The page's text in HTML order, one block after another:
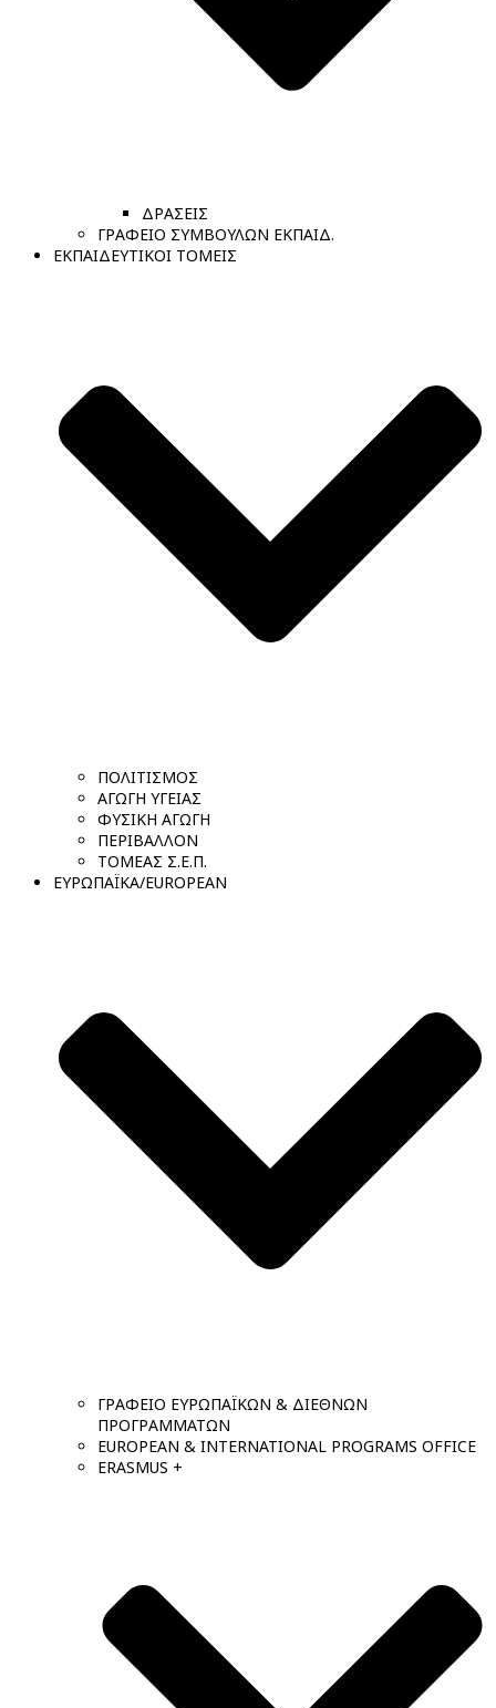
ΔΡΑΣΕΙΣ
ΓΡΑΦΕΙΟ ΣΥΜΒΟΥΛΩΝ ΕΚΠΑΙΔ.
ΕΚΠΑΙΔΕΥΤΙΚΟΙ ΤΟΜΕΙΣ
ΠΟΛΙΤΙΣΜΟΣ
ΑΓΩΓΗ ΥΓΕΙΑΣ
ΦΥΣΙΚΗ ΑΓΩΓΗ
ΠΕΡΙΒΑΛΛΟΝ
ΤΟΜΕΑΣ Σ.Ε.Π.
ΕΥΡΩΠΑΪΚΑ/EUROPEAN
ΓΡΑΦΕΙΟ ΕΥΡΩΠΑΪΚΩΝ & ΔΙΕΘΝΩΝ
ΠΡΟΓΡΑΜΜΑΤΩΝ
EUROPEAN & INTERNATIONAL PROGRAMS OFFICE
ERASMUS +